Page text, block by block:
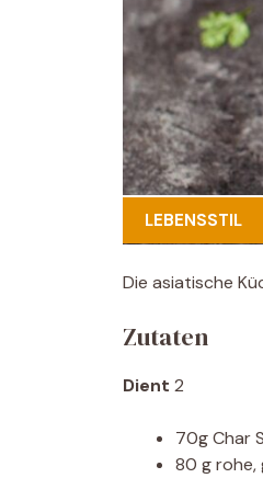
LEBENSSTIL
Die asiatische
Zutaten
Dient 2
70g Char
80 g rohe,